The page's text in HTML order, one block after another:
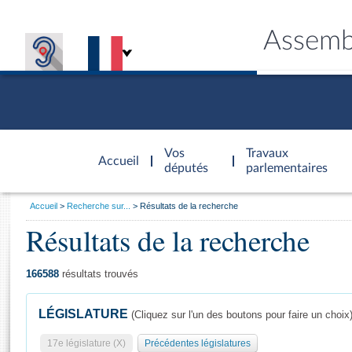
Accueil
d'accueil
Vos
députés
Travaux
parlementaires
Général
Vous
Accueil Recherche sur... Résultats de la recherche
Résultats de la recherche
166588 résultats trouvés
LÉGISLATURE (Cliquez sur l'un des boutons pour faire un choix)
17e législature (X) Précédentes législatures